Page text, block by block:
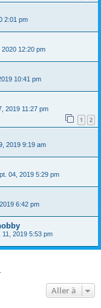
2:01 pm
12:20 pm
10:41 pm
2019 11:27 pm
1 2
2019 9:19 am
04, 2019 5:29 pm
6:42 pm
11, 2019 5:53 pm
Aller à